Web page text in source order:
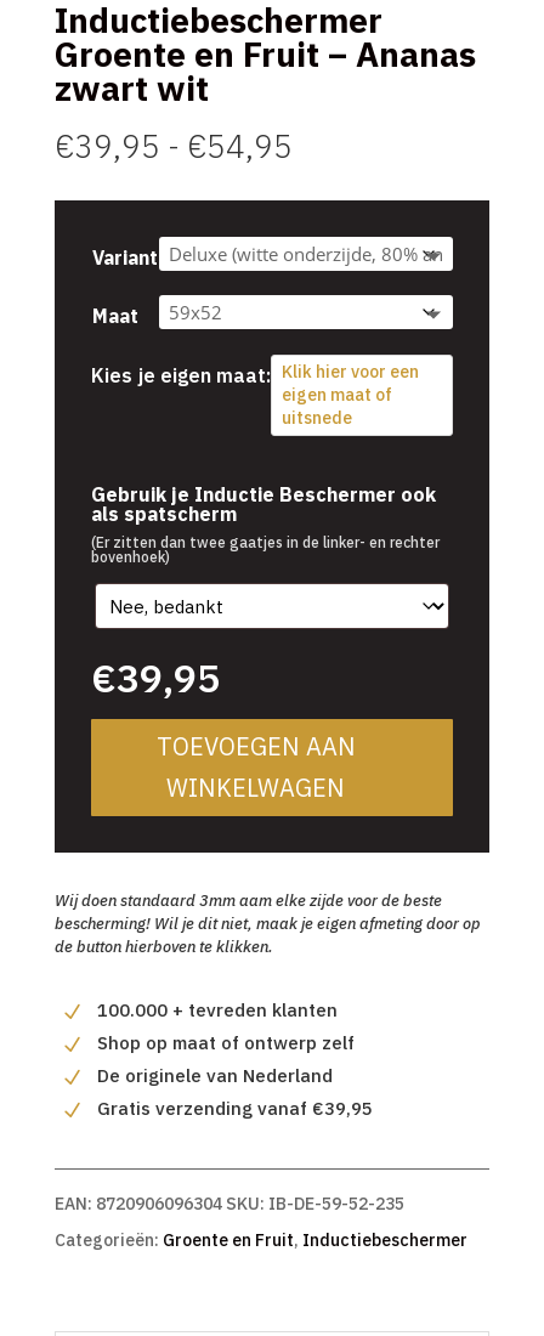
Inductiebeschermer
Groente en Fruit – Ananas
zwart wit
€39,95 - €54,95
€54,95
Variant
Maat
Kies je eigen maat: Klik hier voor een
eigen maat of
uitsnede
€39,95
Gebruik je Inductie Beschermer ook
als spatscherm
(Er zitten dan twee gaatjes in de linker- en rechter
bovenhoek)
€39,95
TOEVOEGEN AAN
WINKELWAGEN
Wij doen standaard 3mm aam elke zijde voor de beste
bescherming! Wil je dit niet, maak je eigen afmeting door op
de button hierboven te klikken.
100.000 + tevreden klanten
Shop op maat of ontwerp zelf
De originele van Nederland
Gratis verzending vanaf €39,95
EAN: 8720906096304 SKU: IB-DE-59-52-235
Categorieën: Groente en Fruit, Inductiebeschermer